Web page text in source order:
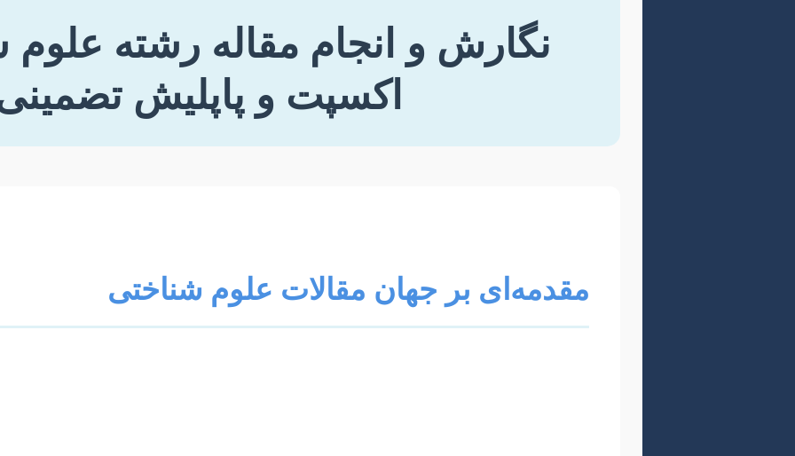
نگارش و انجام مقاله رشته
اکسپت و پاپلیش
مقدمه‌ای بر جهان مقالات علوم شناختی